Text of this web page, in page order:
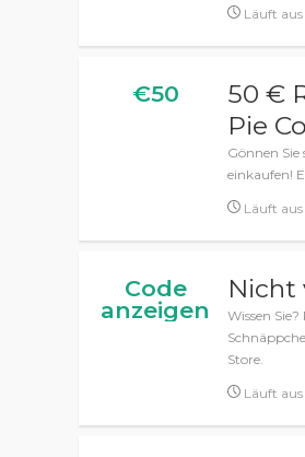
Läuft
€50
50 €
Pie
Gönnen
einkaufen!
Läuft
Code
anzeigen
Nicht
Wissen
Store.
Läuft